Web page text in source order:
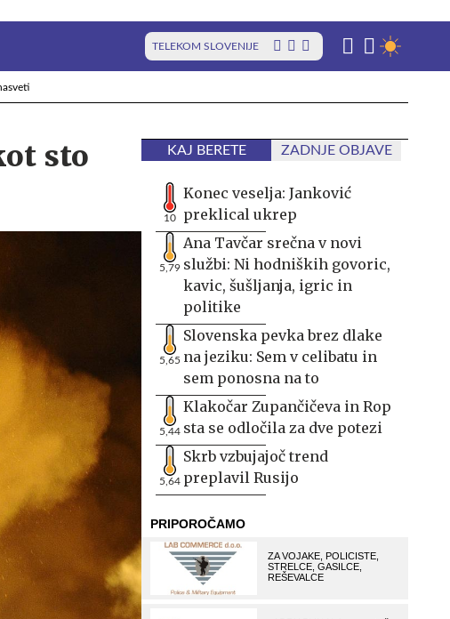
TELEKOM SLOVENIJE
sto
KAJ BERETE ZADNJE OBJAVE
10
Konec veselja: Janković
preklical ukrep
5,79
Ana Tavčar srečna v novi
službi: Ni hodniških govoric,
kavic, šušljanja, igric in
politike
5,65
Slovenska pevka brez dlake
na jeziku: Sem v celibatu in
sem ponosna na to
5,44
Klakočar Zupančičeva in Rop
sta se odločila za dve potezi
5,64
Skrb vzbujajoč trend
preplavil Rusijo